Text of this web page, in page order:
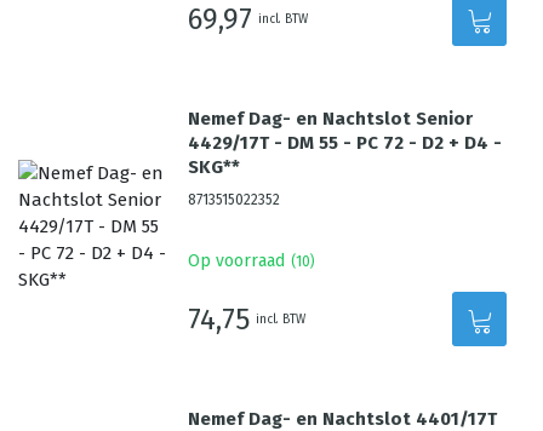
69,97 incl. BTW
Nemef Dag- en Nachtslot Senior
4429/17T - DM 55 - PC 72 - D2 + D4 -
SKG**
8713515022352
Op voorraad (10)
74,75 incl. BTW
Nemef Dag- en Nachtslot 4401/17T